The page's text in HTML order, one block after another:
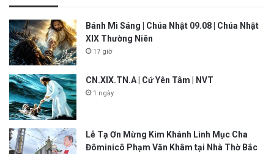
Bánh Mì Sáng | Chúa Nhật 09.08 | Chúa Nhật
XIX Thường Niên
17 giờ
CN.XIX.TN.A | Cứ Yên Tâm | NVT
1 ngày
Lễ Tạ Ơn Mừng Kim Khánh Linh Mục Cha
Đôminicô Phạm Văn Khâm tại Nhà Thờ Bắc